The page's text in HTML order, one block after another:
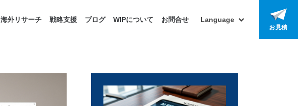
海外リサーチ 戦略支援 ブログ WIPについて お問合せ Language
お見積